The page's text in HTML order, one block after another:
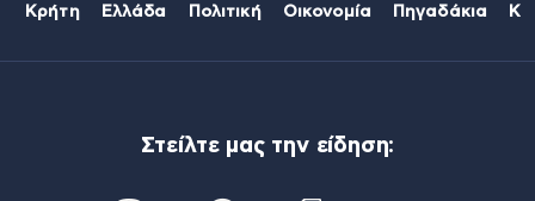
Κρήτη Ελλάδα Πολιτική Οικονομία Πηγαδάκια
Στείλτε μας την είδηση: